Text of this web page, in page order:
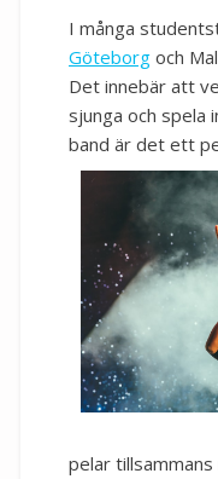
I många
Göteborg och
Det innebär att
sjunga och spela
band är det ett
pelar